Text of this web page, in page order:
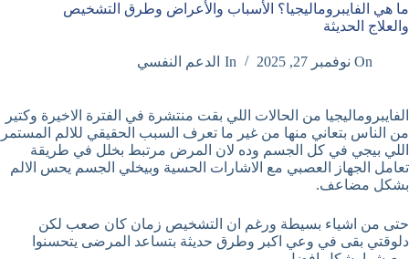
ما هي الفايبروماليجيا؟ الأسباب والأعراض وطرق التشخيص
والعلاج الحديثة
On نوفمبر 27, 2025 In الدعم النفسي
الفايبروماليجيا من الحالات اللي بقت منتشرة في الفترة الاخيرة وكتير
من الناس بتعاني منها من غير ما تعرف السبب الحقيقي للالم المستمر
اللي بيجي في كل الجسم وده لان المرض مرتبط بخلل في طريقة
تعامل الجهاز العصبي مع الاشارات الحسية وبيخلي الجسم يحس الالم
بشكل مضاعف.
حتى من اشياء بسيطة ورغم ان التشخيص زمان كان صعب لكن
دلوقتي بقى في وعي اكبر وطرق حديثة بتساعد المرضى يتحسنوا